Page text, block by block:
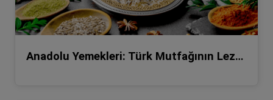
Anadolu Yemekleri: Türk Mutfağının Lezzetli Zenginliği